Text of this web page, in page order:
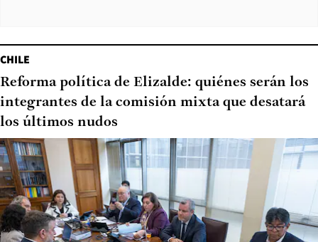
CHILE
Reforma política de Elizalde: quiénes serán los
integrantes de la comisión mixta que desatará
los últimos nudos